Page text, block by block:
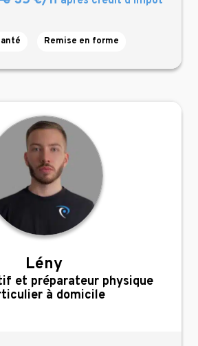
Remise en forme
Lény
et préparateur physique
à domicile